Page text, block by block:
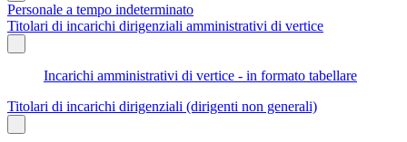
Personale a tempo indeterminato
Titolari di incarichi dirigenziali amministrativi di vertice
Incarichi amministrativi di vertice - in formato tabellare
Titolari di incarichi dirigenziali (dirigenti non generali)